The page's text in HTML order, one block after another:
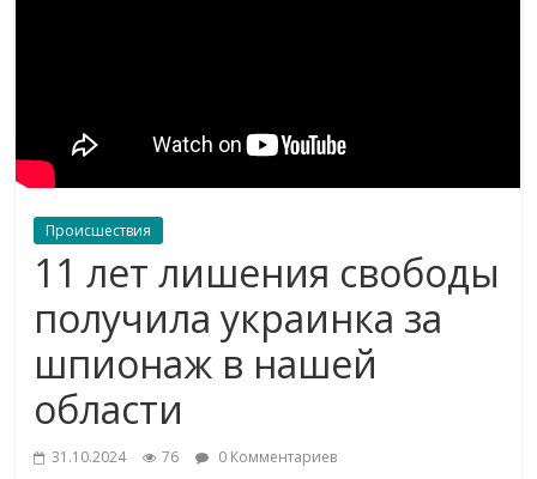
Происшествия
11 лет лишения свободы
получила украинка за
шпионаж в нашей
области
31.10.2024 76 0 Комментариев